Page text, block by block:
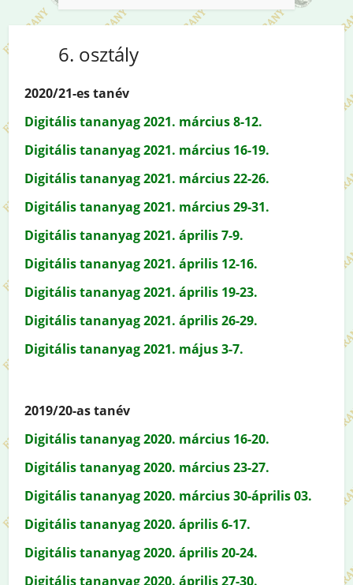
6. osztály
2020/21-es tanév
Digitális tananyag 2021. március 8-12.
Digitális tananyag 2021. március 16-19.
Digitális tananyag 2021. március 22-26.
Digitális tananyag 2021. március 29-31.
Digitális tananyag 2021. április 7-9.
Digitális tananyag 2021. április 12-16.
Digitális tananyag 2021. április 19-23.
Digitális tananyag 2021. április 26-29.
Digitális tananyag 2021. május 3-7.
2019/20-as tanév
Digitális tananyag 2020. március 16-20.
Digitális tananyag 2020. március 23-27.
Digitális tananyag 2020. március 30-április 03.
Digitális tananyag 2020. április 6-17.
Digitális tananyag 2020. április 20-24.
Digitális tananyag 2020. április 27-30.